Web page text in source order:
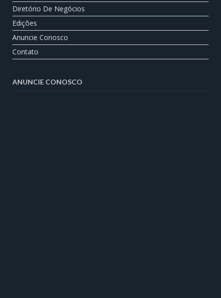
Diretório De Negócios
Edições
Anuncie Conosco
Contato
ANUNCIE CONOSCO